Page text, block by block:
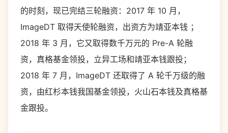
的时刻，现已完结三轮融资：2017 年 10 月，
ImageDT 取得天使轮融资，出资方为靖亚本钱 ；
2018 年 3 月，它又取得数千万元的 Pre-A 轮融
资，真格基金领投，立异工场和靖亚本钱跟投；
2018 年 7 月，ImageDT 还取得了 A 轮千万级的融
资，由红杉本钱我国基金领投，火山石本钱及真格基
金跟投。